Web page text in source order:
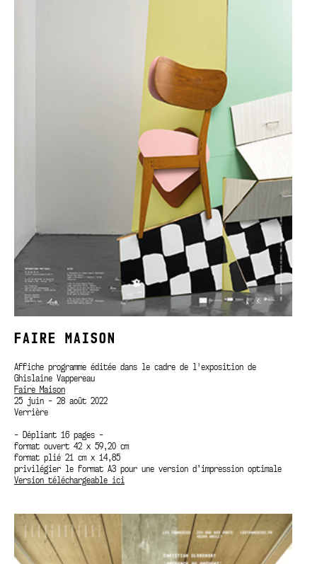
FAIRE MAISON
Affiche programme éditée dans le cadre de l'exposition de
Ghislaine Vappereau
Faire Maison
25 juin - 28 août 2022
Verrière
- Dépliant 16 pages -
format ouvert 42 x 59,20 cm
format plié 21 cm x 14,85
privilégier le format A3 pour une version d’impression optimale
Version téléchargeable ici